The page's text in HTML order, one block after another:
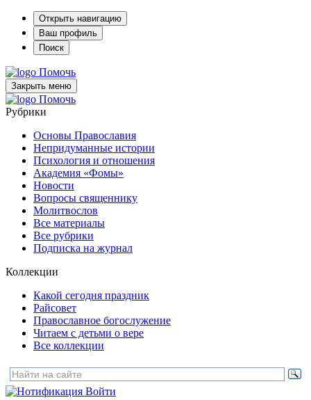
Открыть навигацию
Ваш профиль
Поиск
Помочь
Закрыть меню
Помочь
Рубрики
Основы Православия
Непридуманные истории
Психология и отношения
Академия «Фомы»
Новости
Вопросы священнику
Молитвослов
Все материалы
Все рубрики
Подписка на журнал
Коллекции
Какой сегодня праздник
Райсовет
Православное богослужение
Читаем с детьми о вере
Все коллекции
Войти